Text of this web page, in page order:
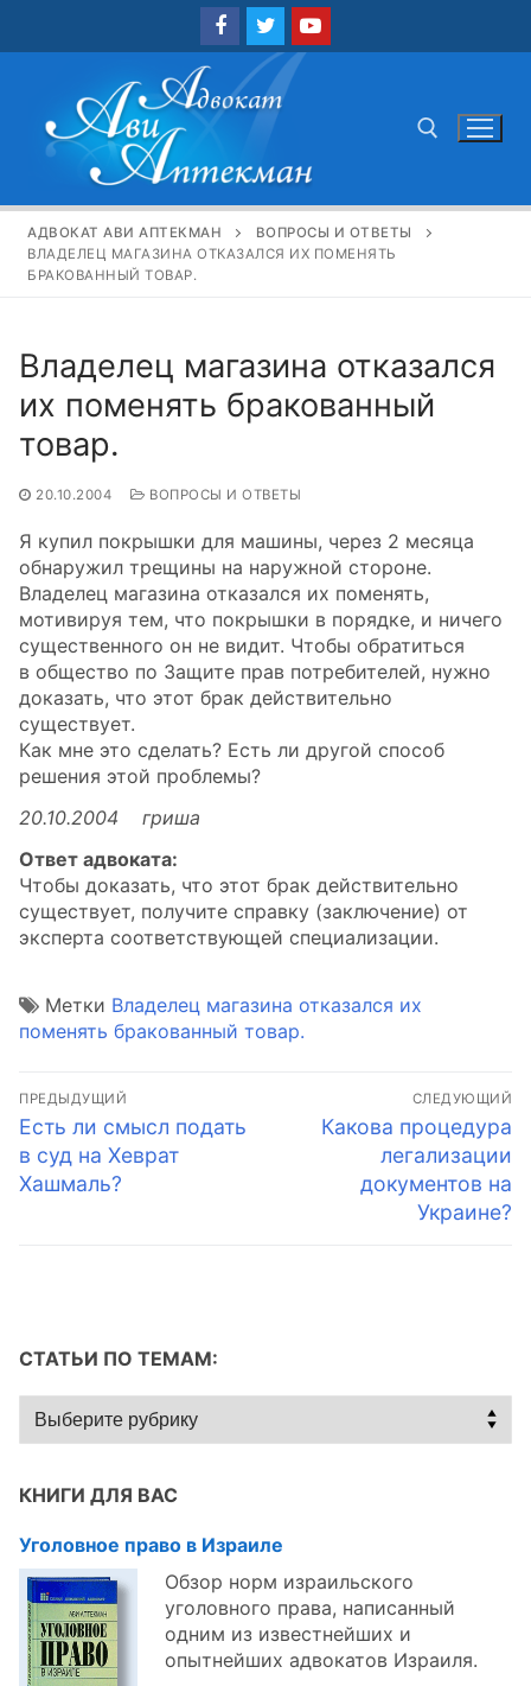
Найти:
АДВОКАТ АВИ АПТЕКМАН
ВОПРОСЫ И ОТВЕТЫ
ВЛАДЕЛЕЦ МАГАЗИНА ОТКАЗАЛСЯ ИХ ПОМЕНЯТЬ
БРАКОВАННЫЙ ТОВАР.
Владелец магазина отказался
их поменять бракованный
товар.
20.10.2004 ВОПРОСЫ И ОТВЕТЫ
Я купил покрышки для машины, через 2 месяца
обнаружил трещины на наружной стороне.
Владелец магазина отказался их поменять,
мотивируя тем, что покрышки в порядке, и ничего
существенного он не видит. Чтобы обратиться
в общество по Защите прав потребителей, нужно
доказать, что этот брак действительно
существует.
Как мне это сделать? Есть ли другой способ
решения этой проблемы?
20.10.2004 гриша
Ответ адвоката:
Чтобы доказать, что этот брак действительно
существует, получите справку (заключение) от
эксперта соответствующей специализации.
Метки Владелец магазина отказался их
поменять бракованный товар.
Навигация
по
записям
ПРЕДЫДУЩИЙ
Предыдущая
запись:
Есть ли смысл подать
в суд на Хеврат
Хашмаль?
СЛЕДУЮЩИЙ
Следующая
запись:
Какова процедура
легализации
документов на
Украине?
СТАТЬИ ПО ТЕМАМ:
Статьи
по
КНИГИ ДЛЯ ВАС
Уголовное право в Израиле
Обзор норм израильского
уголовного права, написанный
одним из известнейших и
опытнейших адвокатов Израиля.